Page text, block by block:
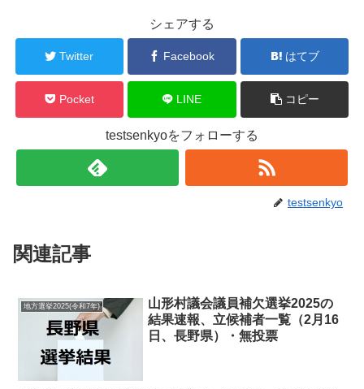
シェアする
Twitter Facebook はてブ
Pocket LINE コピー
testsenkyoをフォローする
testsenkyo
関連記事
地方選挙2025(令和7年)
山形村議会議員補欠選挙2025の
結果速報、立候補者一覧（2月16
日、長野県）・無投票